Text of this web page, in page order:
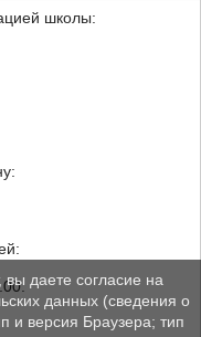
школы:
даете согласие на
данных (сведения о
и версия Браузера; тип